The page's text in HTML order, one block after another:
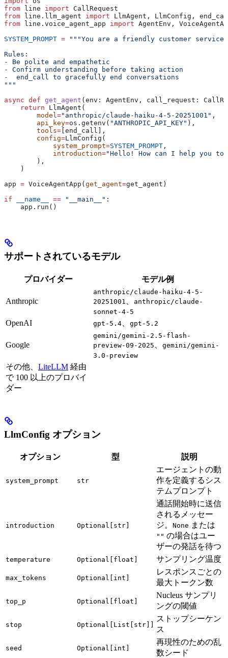
from line import CallRequest
from line.llm_agent import LlmAgent, LlmConfig,
from line.voice_agent_app import AgentEnv,
SYSTEM_PROMPT = """You are a friendly customer service
Rules:
- Be polite and empathetic
- Confirm understanding before taking action
-  end_call to gracefully end conversations
"""
async def get_agent ( env : AgentEnv, call_request :
    return
LlmAgent(
        model
="anthropic/claude-haiku-4-5-20251001" ,
        api_key
=os.getenv( "ANTHROPIC_API_KEY" ),
        tools
= [end_call],
        config
=LlmConfig(
            system_prompt
=SYSTEM_PROMPT ,
            introduction
="Hello! How can I help you
        ),
    )
app = VoiceAgentApp( get_agent=get_agent)
if __name__ == "__main__" :
    app.run()
サポートされているモデル
プロバイダー モデル例
Anthropic
anthropic/claude-haiku-4-5-
20251001
anthropic/claude-
sonnet-4-5
OpenAI gpt-5.4 gpt-5.2
Google
gemini/gemini-2.5-flash-
preview-09-2025
gemini/gemini-
3.0-preview
その他、 LiteLLM 経由
で 100 以上のプロバイ
ダー
LlmConfig オプション
オプション 型 説明
system_prompt str
エージェントの動
作を定義するシス
テムプロンプト
introduction Optional[str]
通話開始時に送信
されるメッセー
ジ。 None または
"" の場合はユー
ザーの発話を待つ
temperature Optional[float] サンプリング温度
max_tokens Optional[int]
レスポンスごとの
最大トークン数
top_p Optional[float]
Nucleus サンプリ
ングの閾値
stop Optional[List[str]]
ストップシーケン
ス
seed Optional[int]
再現性のための乱
数シード